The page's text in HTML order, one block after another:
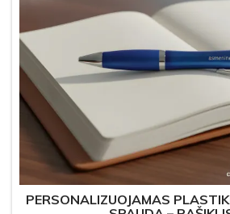
PERSONALIZUOJAMAS